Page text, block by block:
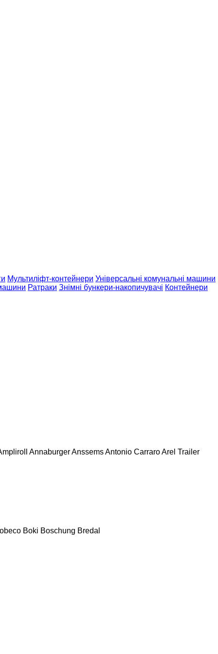
Мультиліфт-контейнери Універсальні комунальні машини
Ратраки Знімні бункери-накопичувачі Контейнери
AnnaburgerAnssemsAntonio CarraroArel Trailer
Boki Boschung Bredal